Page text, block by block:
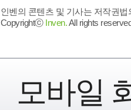
인벤의 콘텐츠 및 기사는 저작권
Copyrightⓒ Inven.All rights
모바일